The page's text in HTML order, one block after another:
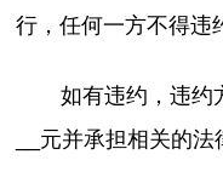
行，任何一方不得违
如有违约，违约
__元并承担相关的法